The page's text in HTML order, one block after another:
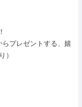
プレゼントする、嬉
）